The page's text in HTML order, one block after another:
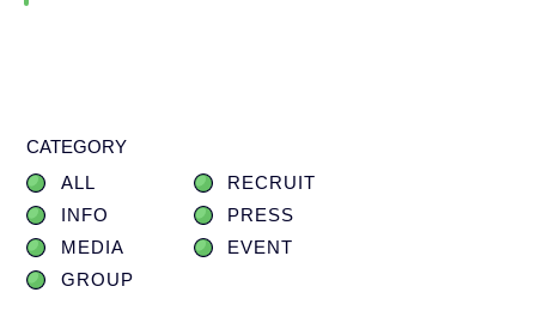
CATEGORY
ALL
RECRUIT
INFO
PRESS
MEDIA
EVENT
GROUP